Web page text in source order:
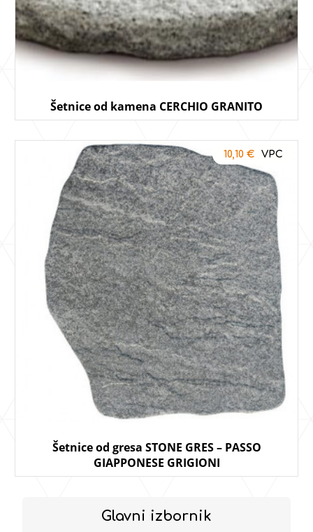
Šetnice od kamena CERCHIO GRANITO
Šetnice od gresa STONE GRES – PASSO
GIAPPONESE GRIGIONI
10,10 €
Glavni izbornik